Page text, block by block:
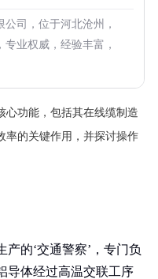
司，位于河北沧州，
业权威，经验丰富，
心功能，包括其在线缆制造
率的关键作用，并探讨操作
的‘交通警察’，专门负
导体经过高温交联工序